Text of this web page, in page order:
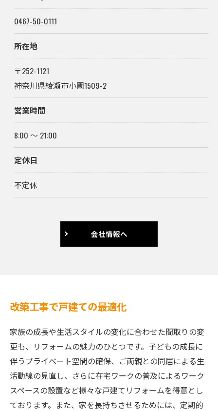
0467-50-0111
所在地
〒252-1121
神奈川県綾瀬市小園1509-2
営業時間
8:00 〜 21:00
定休日
不定休
会社情報へ
改築工事で戸建ての最適化
家族の成長や生活スタイルの変化に合わせた間取りの変
更も、リフォームの魅力のひとつです。子どもの成長に
伴うプライベート空間の確保、ご両親との同居による生
活動線の見直し、さらに在宅ワークの普及によるワーク
スペースの設置など様々な戸建てリフォームを得意とし
ております。また、家を長持ちさせるためには、定期的